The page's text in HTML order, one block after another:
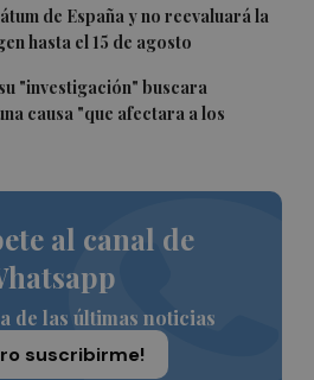
de España y no reevaluará la
hasta el 15 de agosto
"investigación" buscara
causa "que afectara a los
al canal de
de las últimas noticias
suscribirme!